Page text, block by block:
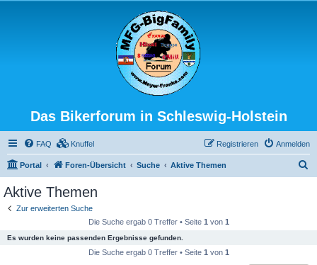
Das Bikerforum in Schleswig-Holstein
FAQ Knuffel Anmelden
Registrieren
Portal Foren-Übersicht Suche Aktive Themen
Aktive Themen
Zur erweiterten Suche
Die Suche ergab 0 Treffer • Seite 1 von 1
Es wurden keine passenden Ergebnisse gefunden.
Die Suche ergab 0 Treffer • Seite 1 von 1